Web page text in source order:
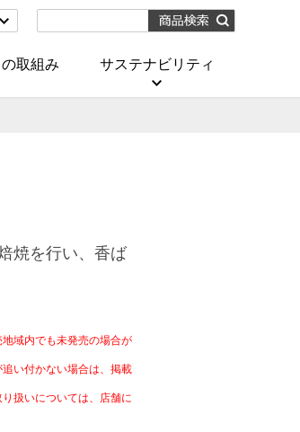
取組み サステナビリティ
焼を行い、香ば
域内でも未発売の場合が
い付かない場合は、掲載
扱いについては、店舗に